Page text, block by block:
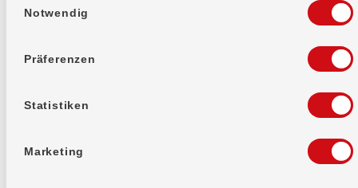
Notwendig
Präferenzen
Statistiken
Marketing
Kontaktformular